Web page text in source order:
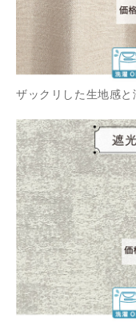
ザックリした生地感